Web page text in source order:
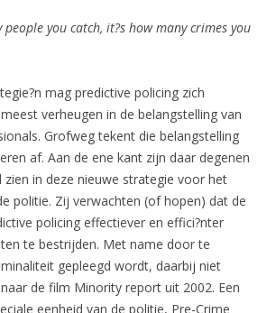
people you catch, it?s how many crimes you
mag predictive policing zich
verheugen in de belangstelling van
Grofweg tekent die belangstelling
af. Aan de ene kant zijn daar degenen
zien in deze nieuwe strategie voor het
politie. Zij verwachten (of hopen) dat de
policing effectiever en effici?nter
te bestrijden. Met name door te
gepleegd wordt, daarbij niet
de film Minority report uit 2002. Een
eenheid van de politie, Pre-Crime